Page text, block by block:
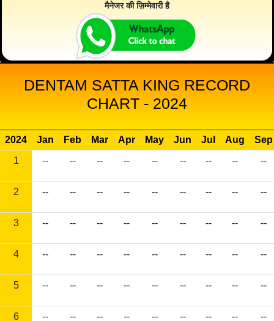
मैनेजर की ज़िम्मेवारी है
DENTAM SATTA KING RECORD
CHART - 2024
2024 Jan Feb Mar Apr May Jun Jul Aug
Sep
1
-- -- -- -- -- -- -- -- --
2 -- -- -- -- -- -- -- -- --
3 -- -- -- -- -- -- -- -- --
4 -- -- -- -- -- -- -- -- --
5 -- -- -- -- -- -- -- -- --
6 -- -- -- -- -- -- -- -- --